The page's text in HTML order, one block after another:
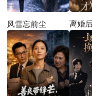
风雪忘前尘